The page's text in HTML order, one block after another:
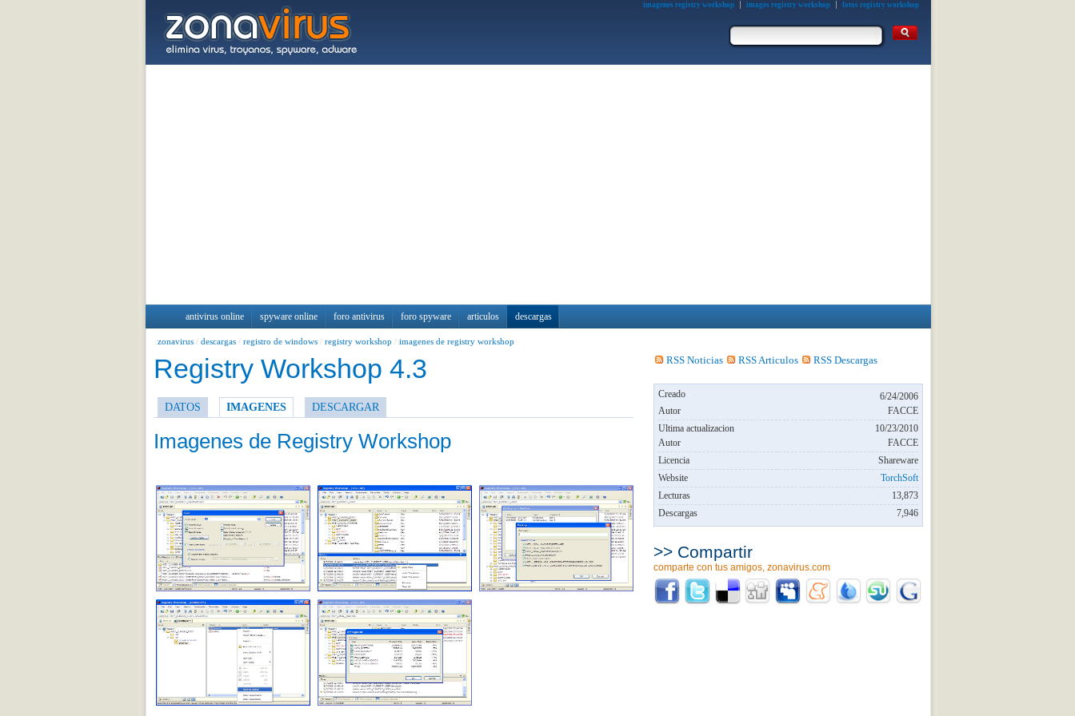
imagenes registry workshop images registry workshop fotos registry workshop
antivirus online spyware online foro antivirus foro spyware articulos descargas
zonavirus/ descargas/ registro de windows/ registry workshop / imagenes de registry workshop
Registry Workshop 4.3
DATOS IMAGENES DESCARGAR
Imagenes de Registry Workshop
RSS Noticias RSS Articulos RSS Descargas
Creado
6/24/2006
Autor
FACCE
Ultima actualizacion
10/23/2010
Autor
FACCE
Licencia
Shareware
Website
TorchSoft
Lecturas
13,873
Descargas
7,946
>> Compartir
comparte con tus amigos, zonavirus.com